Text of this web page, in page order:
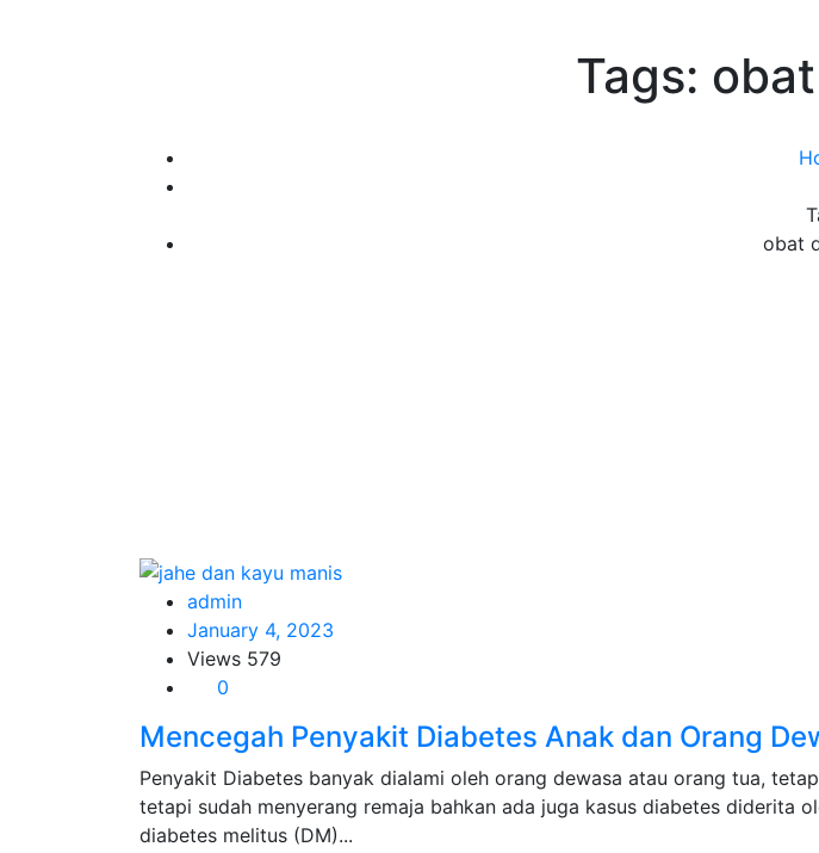
Tags:
obat
admin
January 4, 2023
Views 579
0
Mencegah Penyakit Diabetes Anak dan Orang
Penyakit Diabetes banyak dialami oleh orang dewasa atau orang tua,
tetapi sudah menyerang remaja bahkan ada juga kasus diabetes diderita
diabetes melitus (DM)...